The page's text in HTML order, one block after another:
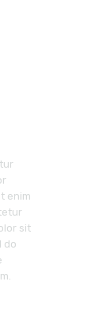
enim
sit
do